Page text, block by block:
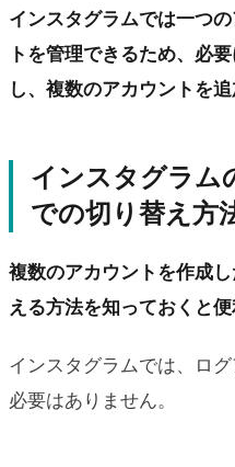
インスタグラムでは一つ
トを管理できるため、必
し、複数のアカウントを
インスタグラム
での切り替え方
複数のアカウントを作成
える方法を知っておくと便
インスタグラムでは、ロ
必要はありません。